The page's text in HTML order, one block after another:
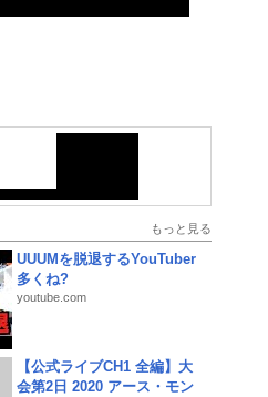
もっと見る
UUUMを脱退するYouTuber
多くね?
youtube.com
【公式ライブCH1 全編】大
会第2日 2020 アース・モン